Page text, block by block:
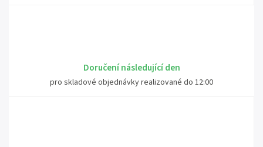
Doručení následující den
pro skladové objednávky realizované do 12:00